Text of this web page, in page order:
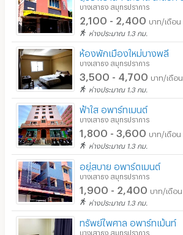
บางเสาธง สมุทรปราการ
2,100 - 2,400 บาท/เดือน
ห่างประมาณ 1.3 กม.
ห้องพักเมืองใหม่บางพลี
บางเสาธง สมุทรปราการ
3,500 - 4,700 บาท/เดือน
ห่างประมาณ 1.3 กม.
ฟ้าใส อพาร์ทเมนต์
บางเสาธง สมุทรปราการ
1,800 - 3,600 บาท/เดือน
ห่างประมาณ 1.3 กม.
อยู่สบาย อพาร์ตเมนต์
บางเสาธง สมุทรปราการ
1,900 - 2,400 บาท/เดือน
ห่างประมาณ 1.3 กม.
ทรัพย์ไพศาล อพาร์ทเม้นท์
บางเสาธง สมุทรปราการ